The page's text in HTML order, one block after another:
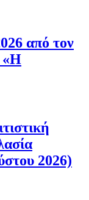
από τον
«Η
2026)